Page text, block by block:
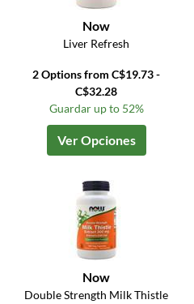
Now
Liver Refresh
2 Options from C$19.73 -
C$32.28
Guardar up to 52%
Ver Opciones
Now
Double Strength Milk Thistle